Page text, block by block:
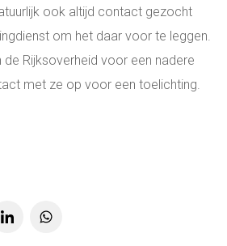
ook altijd contact gezocht
om het daar voor te leggen.
Rijksoverheid voor een nadere
met ze op voor een toelichting.